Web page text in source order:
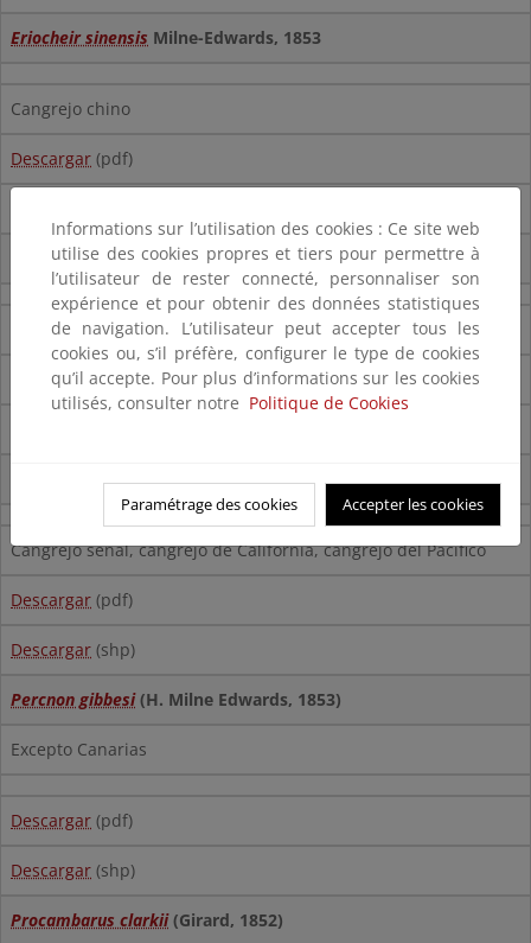
Eriocheir sinensis Milne-Edwards, 1853
Cangrejo chino
Descargar (pdf)
Orconectes limosus (Rafinesque, 1817)
Cangrejo de los canales
Descargar(pdf)
Pacifastacus leniusculus(Dana, 1852)
Cangrejo señal, cangrejo de California, cangrejo del Pacífico
Descargar (pdf)
Descargar (shp)
Percnon gibbesi(H. Milne Edwards, 1853)
Excepto Canarias
Descargar (pdf)
Descargar (shp)
Procambarus clarkii(Girard, 1852)
Informations sur l’utilisation des cookies : Ce site web
utilise des cookies propres et tiers pour permettre à
l’utilisateur de rester connecté, personnaliser son
expérience et pour obtenir des données statistiques
de navigation. L’utilisateur peut accepter tous les
cookies ou, s’il préfère, configurer le type de cookies
qu’il accepte. Pour plus d’informations sur les cookies
utilisés, consulter notre Politique de Cookies
Paramétrage des cookies Accepter les cookies